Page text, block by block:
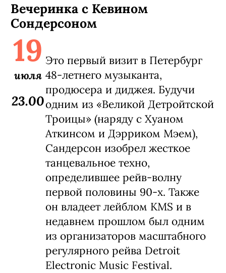
Вечеринка с Кевином
Сондерсоном
19
июля
23.00
Это первый визит в Петербург
48-летнего музыканта,
продюсера и диджея. Будучи
одним из «Великой Детройтской
Троицы» (наряду с Хуаном
Аткинсом и Дэрриком Мэем),
Сандерсон изобрел жесткое
танцевальное техно,
определившее рейв-волну
первой половины 90-х. Также
он владеет лейблом KMS и в
недавнем прошлом был одним
из организаторов масштабного
регулярного рейва Detroit
Electronic Music Festival.